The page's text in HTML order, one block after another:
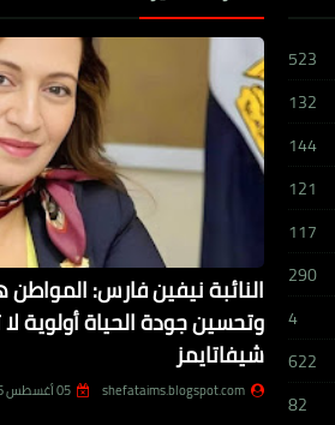
523
132
144
121
117
290
4
622
82
النائبة نيفين فارس: المواطن
وتحسين جودة الحياة أولوية
شيفاتايمز
shefataims.blogspot.com 05 أغسطس 2026